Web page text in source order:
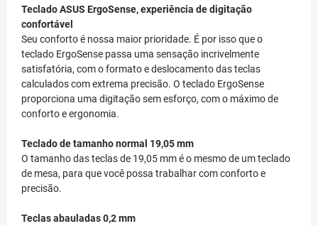
Teclado ASUS ErgoSense, experiência de digitação
confortável
Seu conforto é nossa maior prioridade. É por isso que o
teclado ErgoSense passa uma sensação incrivelmente
satisfatória, com o formato e deslocamento das teclas
calculados com extrema precisão. O teclado ErgoSense
proporciona uma digitação sem esforço, com o máximo de
conforto e ergonomia.
Teclado de tamanho normal 19,05 mm
O tamanho das teclas de 19,05 mm é o mesmo de um teclado
de mesa, para que você possa trabalhar com conforto e
precisão.
Teclas abauladas 0,2 mm